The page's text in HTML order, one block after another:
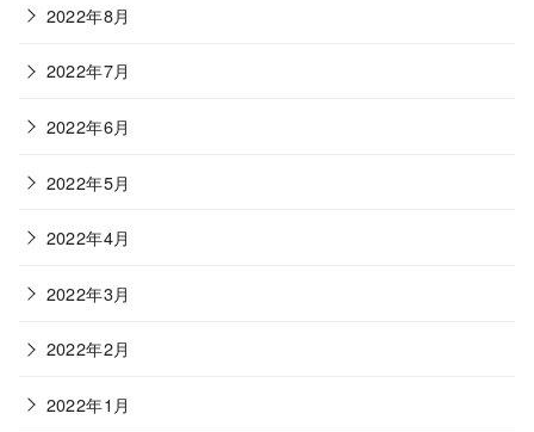
2022年8月
2022年7月
2022年6月
2022年5月
2022年4月
2022年3月
2022年2月
2022年1月